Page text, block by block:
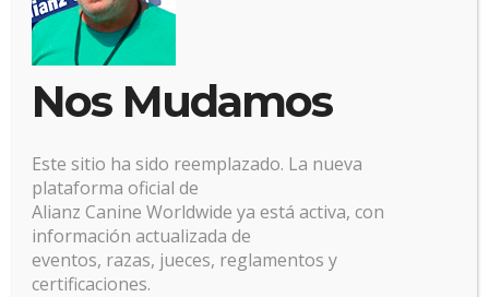
Nos Mudamos
Este sitio ha sido reemplazado. La nueva
plataforma oficial de
Alianz Canine Worldwide ya está activa, con
información actualizada de
eventos, razas, jueces, reglamentos y
certificaciones.